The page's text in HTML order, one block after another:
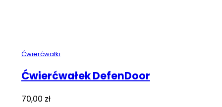
Ćwierćwałki
Ćwierćwałek DefenDoor
70,00 zł